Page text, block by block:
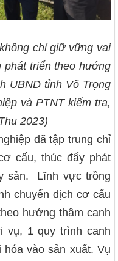
chỉ giữ vững vai
triển theo hướng
UBND tỉnh Võ Trọng
và PTNT kiểm tra,
2023)
đã tập trung chỉ
cấu, thúc đẩy phát
sản. Lĩnh vực trồng
chuyển dịch cơ cấu
hướng thâm canh
vụ, 1 quy trình canh
vào sản xuất. Vụ